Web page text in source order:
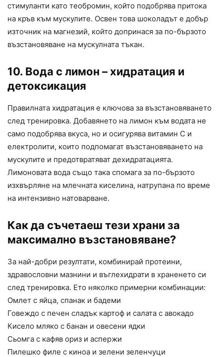
стимуланти като теобромин, който подобрява притока
на кръв към мускулите. Освен това шоколадът е добър
източник на магнезий, който допринася за по-бързото
възстановяване на мускулната тъкан.
10. Вода с лимон – хидратация и
детоксикация
Правилната хидратация е ключова за възстановяването
след тренировка. Добавянето на лимон към водата не
само подобрява вкуса, но и осигурява витамин C и
електролити, които подпомагат възстановяването на
мускулите и предотвратяват дехидратацията.
Лимоновата вода също така спомага за по-бързото
изхвърляне на млечната киселина, натрупана по време
на интензивно натоварване.
Как да съчетаеш тези храни за
максимално възстановяване?
За най-добри резултати, комбинирай протеини,
здравословни мазнини и въглехидрати в храненето си
след тренировка. Ето няколко примерни комбинации:
Омлет с яйца, спанак и бадеми
Говеждо с печен сладък картоф и салата с авокадо
Кисело мляко с банан и овесени ядки
Сьомга с кафяв ориз и аспержи
Пилешко филе с киноа и зелени зеленчуци